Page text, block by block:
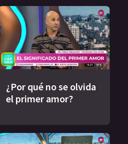
¿Por qué no se olvida
el primer amor?